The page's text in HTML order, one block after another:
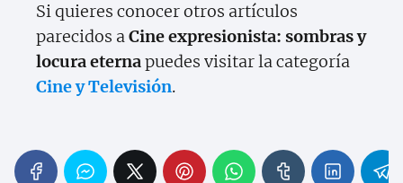
Si quieres conocer otros artículos
parecidos aCine expresionista: sombras y
locura eternapuedes visitar la categoría
Cine y Televisión.